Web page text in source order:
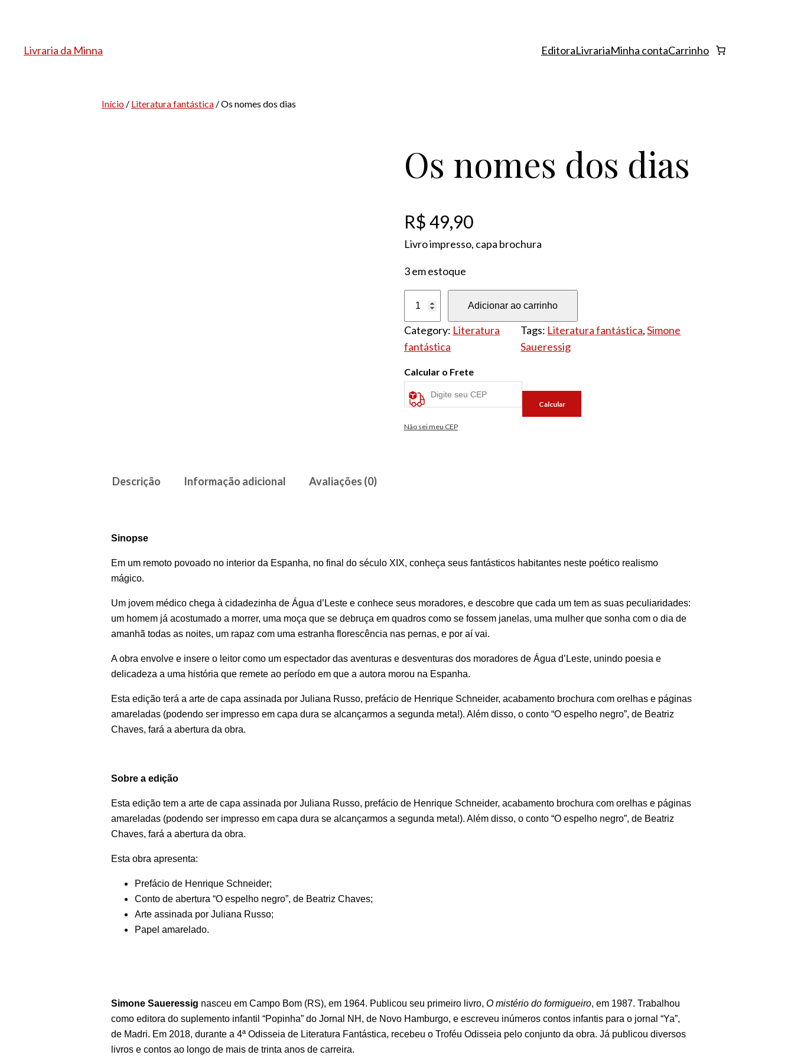
Livraria da Minna EditoraLivrariaMinha contaCarrinho
Início / Literatura fantástica / Os nomes dos dias
Os nomes dos dias
R$49,90
Livro impresso, capa brochura
3 em estoque
nomes
dos
dias
Adicionar ao carrinho
Category: Literatura
fantástica
Tags: Literatura fantástica, Simone
Saueressig
Calcular o Frete
Calcular
Não sei meu CEP
Descrição Informação adicional Avaliações (0)
Sinopse
Em um remoto povoado no interior da Espanha, no final do século XIX, conheça seus fantásticos habitantes neste poético realismo
mágico.
Um jovem médico chega à cidadezinha de Água d’Leste e conhece seus moradores, e descobre que cada um tem as suas peculiaridades:
um homem já acostumado a morrer, uma moça que se debruça em quadros como se fossem janelas, uma mulher que sonha com o dia de
amanhã todas as noites, um rapaz com uma estranha florescência nas pernas, e por aí vai.
A obra envolve e insere o leitor como um espectador das aventuras e desventuras dos moradores de Água d’Leste, unindo poesia e
delicadeza a uma história que remete ao período em que a autora morou na Espanha.
Esta edição terá a arte de capa assinada por Juliana Russo, prefácio de Henrique Schneider, acabamento brochura com orelhas e páginas
amareladas (podendo ser impresso em capa dura se alcançarmos a segunda meta!). Além disso, o conto “O espelho negro”, de Beatriz
Chaves, fará a abertura da obra.
Sobre a edição
Esta edição tem a arte de capa assinada por Juliana Russo, prefácio de Henrique Schneider, acabamento brochura com orelhas e páginas
amareladas (podendo ser impresso em capa dura se alcançarmos a segunda meta!). Além disso, o conto “O espelho negro”, de Beatriz
Chaves, fará a abertura da obra.
Esta obra apresenta:
Prefácio de Henrique Schneider;
Conto de abertura “O espelho negro”, de Beatriz Chaves;
Arte assinada por Juliana Russo;
Papel amarelado.
Simone Saueressig nasceu em Campo Bom (RS), em 1964. Publicou seu primeiro livro, O mistério do formigueiro, em 1987. Trabalhou
como editora do suplemento infantil “Popinha” do Jornal NH, de Novo Hamburgo, e escreveu inúmeros contos infantis para o jornal “Ya”,
de Madri. Em 2018, durante a 4ª Odisseia de Literatura Fantástica, recebeu o Troféu Odisseia pelo conjunto da obra. Já publicou diversos
livros e contos ao longo de mais de trinta anos de carreira.